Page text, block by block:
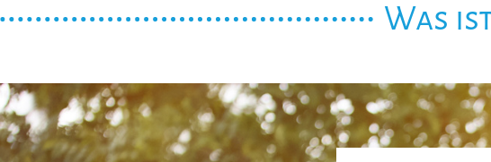
Was